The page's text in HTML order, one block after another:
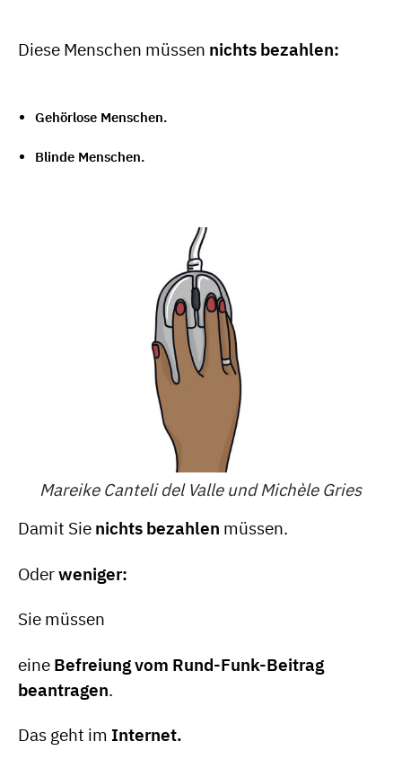
Diese Menschen müssen nichts bezahlen:
Gehörlose Menschen.
Blinde Menschen.
Mareike Canteli del Valle und Michèle Gries
Damit Sie nichts bezahlen müssen.
Oderweniger:
Sie müssen
eine Befreiung vom Rund-Funk-Beitrag
beantragen.
Das geht im Internet.